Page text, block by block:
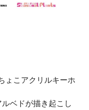
ょこアクリルキーホ
ベドが描き起こし